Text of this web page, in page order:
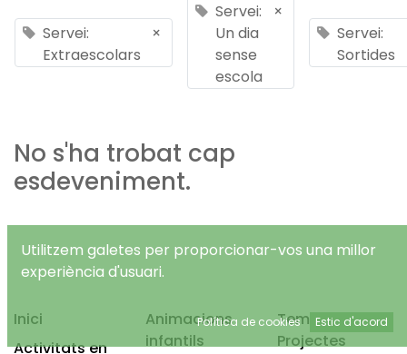
Servei:
Extraescolars
×
Servei:
Un dia
sense
escola
×
Servei:
Sortides
No s'ha trobat cap
esdeveniment.
Inici
Activitats en
Animacions
infantils
Temps Lliure
Projectes
Utilitzem galetes per proporcionar-vos una millor
experiència d'usuari.
Política de cookies Estic d'acord